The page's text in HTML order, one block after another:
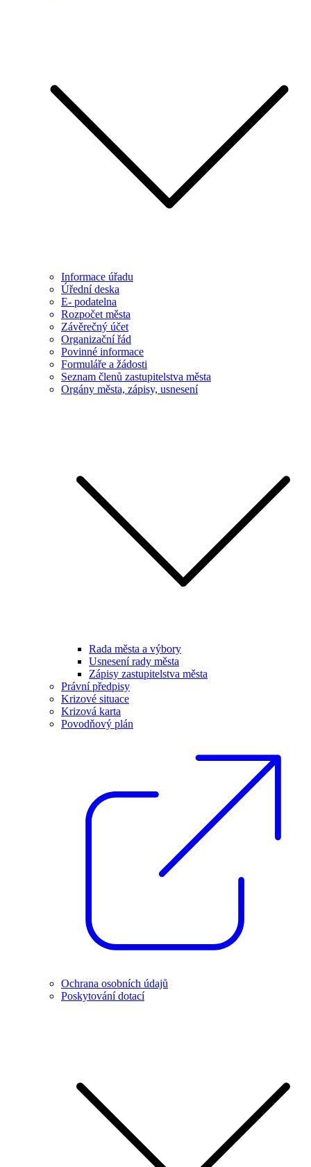
Informace úřadu
Úřední deska
E- podatelna
Rozpočet města
Závěrečný účet
Organizační řád
Povinné informace
Formuláře a žádosti
Seznam členů zastupitelstva města
Orgány města, zápisy, usnesení
Rada města a výbory
Usnesení rady města
Zápisy zastupitelstva města
Právní předpisy
Krizové situace
Krizová karta
Povodňový plán
Ochrana osobních údajů
Poskytování dotací